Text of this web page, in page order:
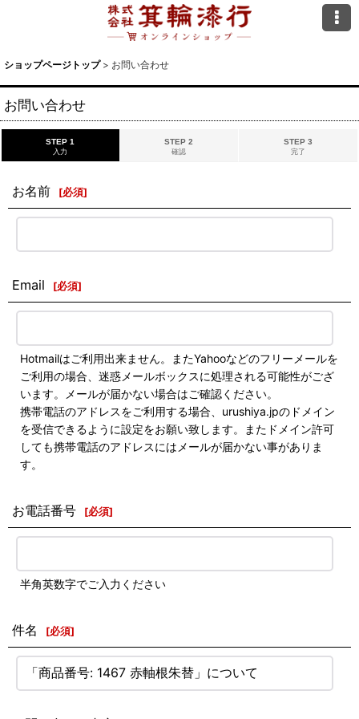
ショップページトップ > お問い合わせ
お問い合わせ
STEP 1
入力
STEP 2
確認
STEP 3
完了
お名前 [必須]
Email [必須]
Hotmailはご利用出来ません。またYahooなどのフリーメールを
ご利用の場合、迷惑メールボックスに処理される可能性がござ
います。メールが届かない場合はご確認ください。
携帯電話のアドレスをご利用する場合、urushiya.jpのドメイン
を受信できるように設定をお願い致します。またドメイン許可
しても携帯電話のアドレスにはメールが届かない事がありま
す。
お電話番号 [必須]
半角英数字でご入力ください
件名 [必須]